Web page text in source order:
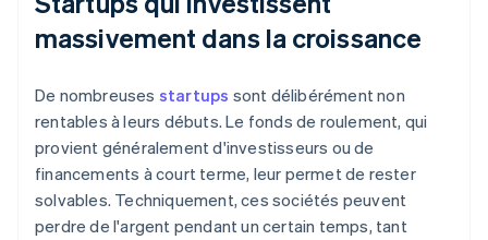
massivement dans la croissance
De nombreuses startups sont délibérément non
rentables à leurs débuts. Le fonds de roulement, qui
provient généralement d'investisseurs ou de
financements à court terme, leur permet de rester
solvables. Techniquement, ces sociétés peuvent
perdre de l'argent pendant un certain temps, tant